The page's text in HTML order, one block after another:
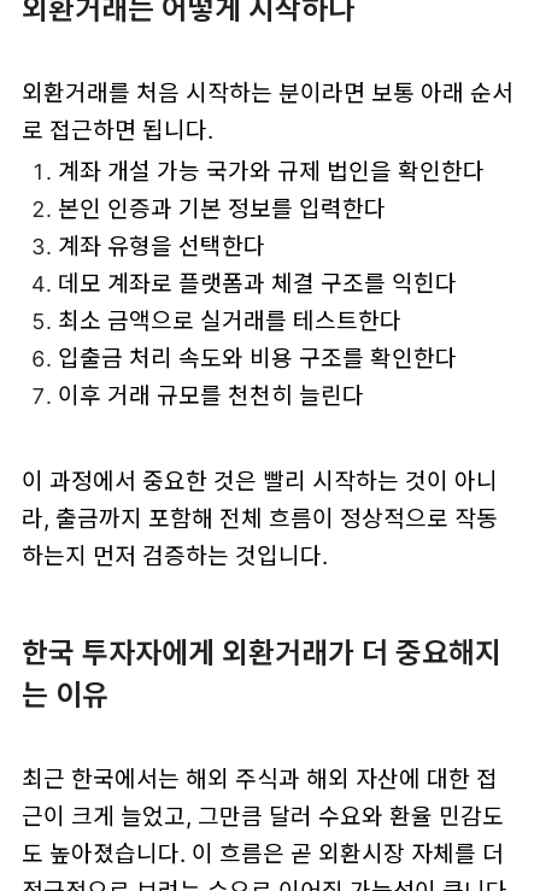
외환거래는 어떻게 시작하나
외환거래를 처음 시작하는 분이라면 보통 아래 순서
로 접근하면 됩니다.
계좌 개설 가능 국가와 규제 법인을 확인한다
본인 인증과 기본 정보를 입력한다
계좌 유형을 선택한다
데모 계좌로 플랫폼과 체결 구조를 익힌다
최소 금액으로 실거래를 테스트한다
입출금 처리 속도와 비용 구조를 확인한다
이후 거래 규모를 천천히 늘린다
이 과정에서 중요한 것은 빨리 시작하는 것이 아니
라, 출금까지 포함해 전체 흐름이 정상적으로 작동
하는지 먼저 검증하는 것입니다.
한국 투자자에게 외환거래가 더 중요해지
는 이유
최근 한국에서는 해외 주식과 해외 자산에 대한 접
근이 크게 늘었고, 그만큼 달러 수요와 환율 민감도
도 높아졌습니다. 이 흐름은 곧 외환시장 자체를 더